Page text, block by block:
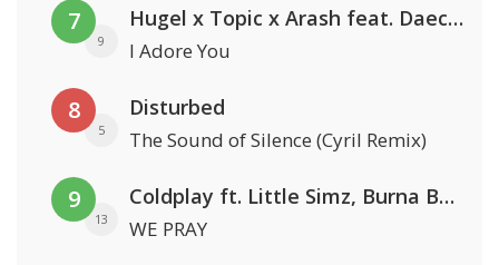
7
9
Hugel x Topic x Arash feat. Daecolm
I Adore You
8
5
Disturbed
The Sound of Silence (Cyril Remix)
9
13
Coldplay ft. Little Simz, Burna Boy, Elyanna & Tini
WE PRAY